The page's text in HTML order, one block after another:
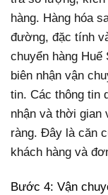
hàng. Hàng hóa
đường, đặc tính
chuyển hàng Huế
biên nhận vận
tin. Các thông tin
nhận và thời gian
ràng. Đây là căn
khách hàng và
Bước 4: Vận